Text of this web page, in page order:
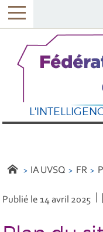
IA UVSQ FR
Publié le 14 avril 2025